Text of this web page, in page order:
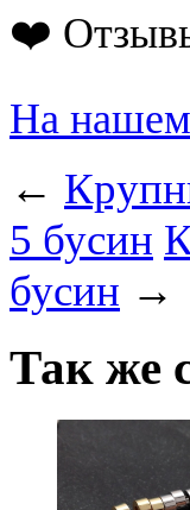
❤️
На нашем
←
5 бусин
бусин →
Так же